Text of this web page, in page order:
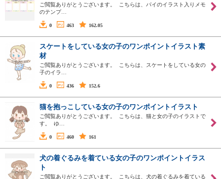
ご閲覧ありがとうございます。 こちらは、パイのイラスト入りメモ
のテンプ…
0 463 162.05
スケートをしている女の子のワンポイントイラスト素
材
ご閲覧ありがとうございます。 こちらは、スケートをしている女の
子のイラ…
0 436 152.6
猫を抱っこしている女の子のワンポイントイラスト
ご閲覧ありがとうございます。 こちらは、猫と女の子のイラストで
す。 ゆ…
0 460 161
犬の着ぐるみを着ている女の子のワンポイントイラス
ト
ご閲覧ありがとうございます。 こちらは、犬の着ぐるみを着ている